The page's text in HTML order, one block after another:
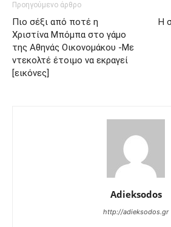
Προηγούμενο άρθρο
Πιο σέξι από ποτέ η
Χριστίνα Μπόμπα στο γάμο
της Αθηνάς Οικονομάκου -Με
ντεκολτέ έτοιμο να εκραγεί
[εικόνες]
H
Adieksodos
http://adieksodos.gr